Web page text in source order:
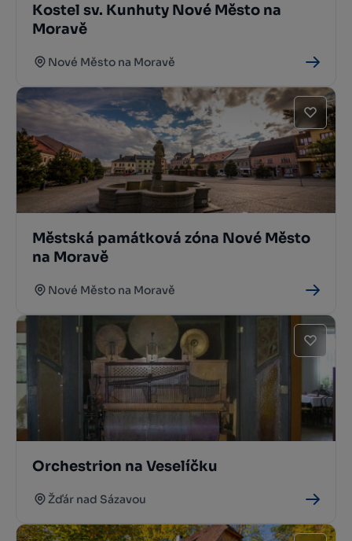
Kostel sv. Kunhuty Nové Město na
Moravě
Nové Město na Moravě
Městská památková zóna Nové Město
na Moravě
Nové Město na Moravě
Orchestrion na Veselíčku
Žďár nad Sázavou